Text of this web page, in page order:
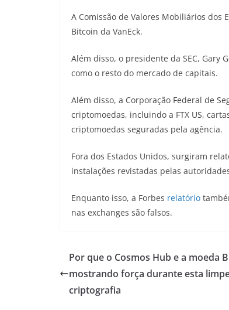
A Comissão de Valores Mobiliários dos
Bitcoin da VanEck.
Além disso, o presidente da SEC,
como o resto do mercado de capitais.
Além disso, a Corporação Federal de
criptomoedas, incluindo a FTX US,
criptomoedas seguradas pela agência.
Fora dos Estados Unidos, surgiram
instalações revistadas pelas
Enquanto isso, a Forbes relatório
nas exchanges são falsos.
Por que o Cosmos Hub e a moeda
mostrando força durante esta
criptografia